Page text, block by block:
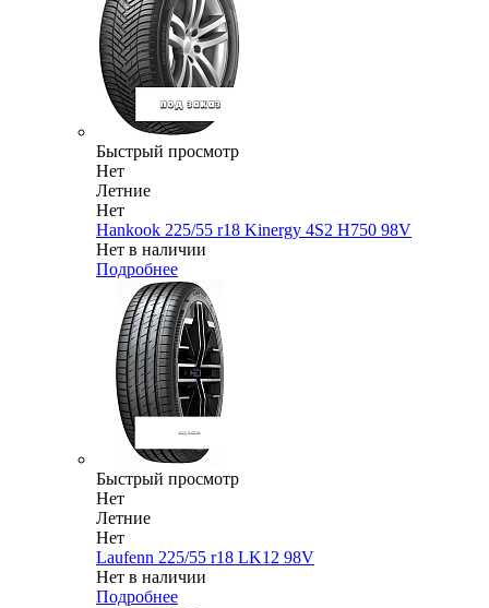
Быстрый просмотр
Нет
Летние
Нет
Hankook 225/55 r18 Kinergy 4S2 H750 98V
Нет в наличии
Подробнее
Быстрый просмотр
Нет
Летние
Нет
Laufenn 225/55 r18 LK12 98V
Нет в наличии
Подробнее